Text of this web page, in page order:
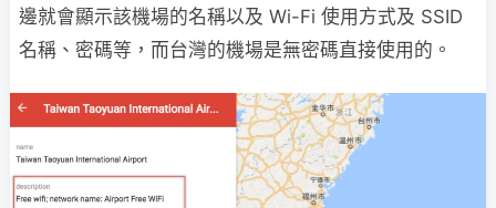
邊就會顯示該機場的名稱以及 Wi-Fi 使用方式及 SSID
名稱、密碼等，而台灣的機場是無密碼直接使用的。